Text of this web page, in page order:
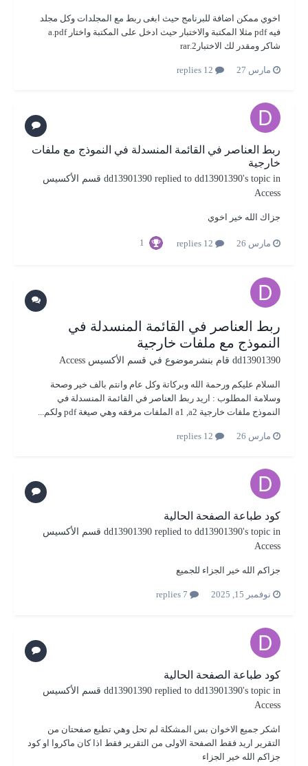
اخوي ممكن اضافة للبرنامج حيث ابغى ربط مع المجلدات وكل مجلد
فيه pdf مثلا المكتبة والاختبار حيث ادخل على المكتبة واختار a.pdf
شاكر ومقدر لك الاختبار2.rar
مارس 27
ربط العناصر في القائمة المنسدلة في النموذج مع ملفات
خارجية
dd13901390 replied to dd13901390's topic in
قسم الأكسيس
Access
جزاك الله خير اخوي
مارس 26 1
ربط العناصر في القائمة المنسدلة في
النموذج مع ملفات خارجية
dd13901390 قام بنشرموضوع في قسم الأكسيس Access
السلام عليكم ورحمة الله وبركاتة وكل عام وانتم بالف خير وصحة
وسلامة المطلوب : اريد ربط العناصر في القائمة المنسدلة في
النموذج ملفات خارجية a1 ,a2 الملفات مرفقه وهي صيغة pdf ولكم...
مارس 26
كود طباعة الصفحة الحالية
dd13901390 replied to dd13901390's topic in
قسم الأكسيس
Access
جزاكم الله خير الجزاء للجميع
نوفمبر 15, 2025
كود طباعة الصفحة الحالية
dd13901390 replied to dd13901390's topic in
قسم الأكسيس
Access
اشكر جميع الاخوان بس المشكلة لم تحل وهي تطبع صفحتان من
التقرير اريد فقط الصفحة الاولى من التقرير فقط اذا كان ماكروا او كود
جزاكم الله خير الجزاء